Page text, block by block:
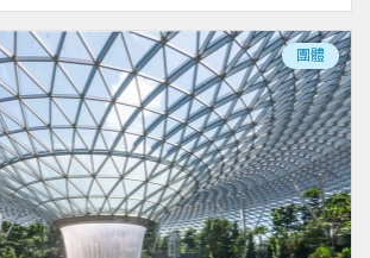
團體